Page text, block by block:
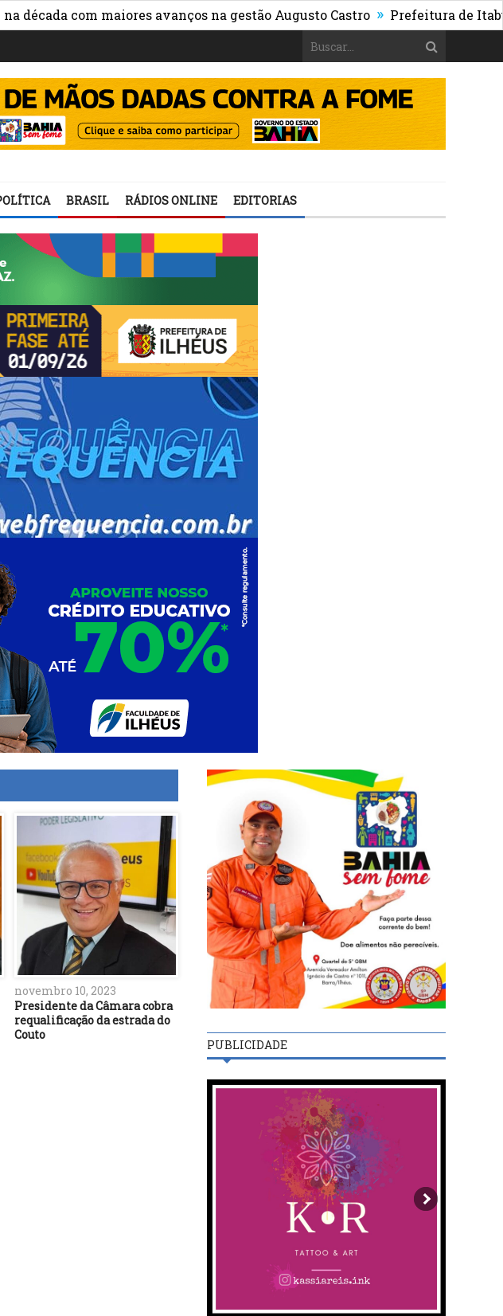
com maiores avanços na gestão Augusto Castro » Prefeitura de Itabuna
BRASIL RÁDIOS ONLINE EDITORIAS
novembro 10, 2023
Presidente da Câmara cobra
requalificação da estrada do
Couto
PUBLICIDADE